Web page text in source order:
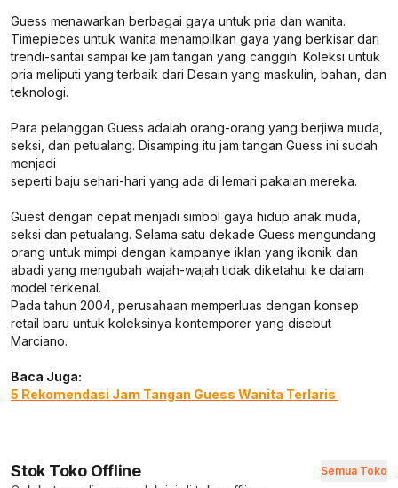
Guess menawarkan berbagai gaya untuk pria dan wanita.
Timepieces untuk wanita menampilkan gaya yang berkisar dari
trendi-santai sampai ke jam tangan yang canggih. Koleksi untuk
pria meliputi yang terbaik dari Desain yang maskulin, bahan, dan
teknologi.
Para pelanggan Guess adalah orang-orang yang berjiwa muda,
seksi, dan petualang. Disamping itu jam tangan Guess ini sudah
menjadi
seperti baju sehari-hari yang ada di lemari pakaian mereka.
Guest dengan cepat menjadi simbol gaya hidup anak muda,
seksi dan petualang. Selama satu dekade Guess mengundang
orang untuk mimpi dengan kampanye iklan yang ikonik dan
abadi yang mengubah wajah-wajah tidak diketahui ke dalam
model terkenal.
Pada tahun 2004, perusahaan memperluas dengan konsep
retail baru untuk koleksinya kontemporer yang disebut
Marciano.
Baca Juga:
5 Rekomendasi Jam Tangan Guess Wanita Terlaris
Stok Toko Offline Semua Toko